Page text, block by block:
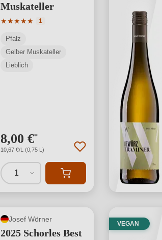
Muskateller
★★★★★
Durchschnittliche Bewertung von 5 von 5
1
Pfalz
Gelber Muskateller
Lieblich
8,00 €*
10,67 €/L (0,75 L)
1
Josef Wörner
2025 Schorles Best
VEGAN